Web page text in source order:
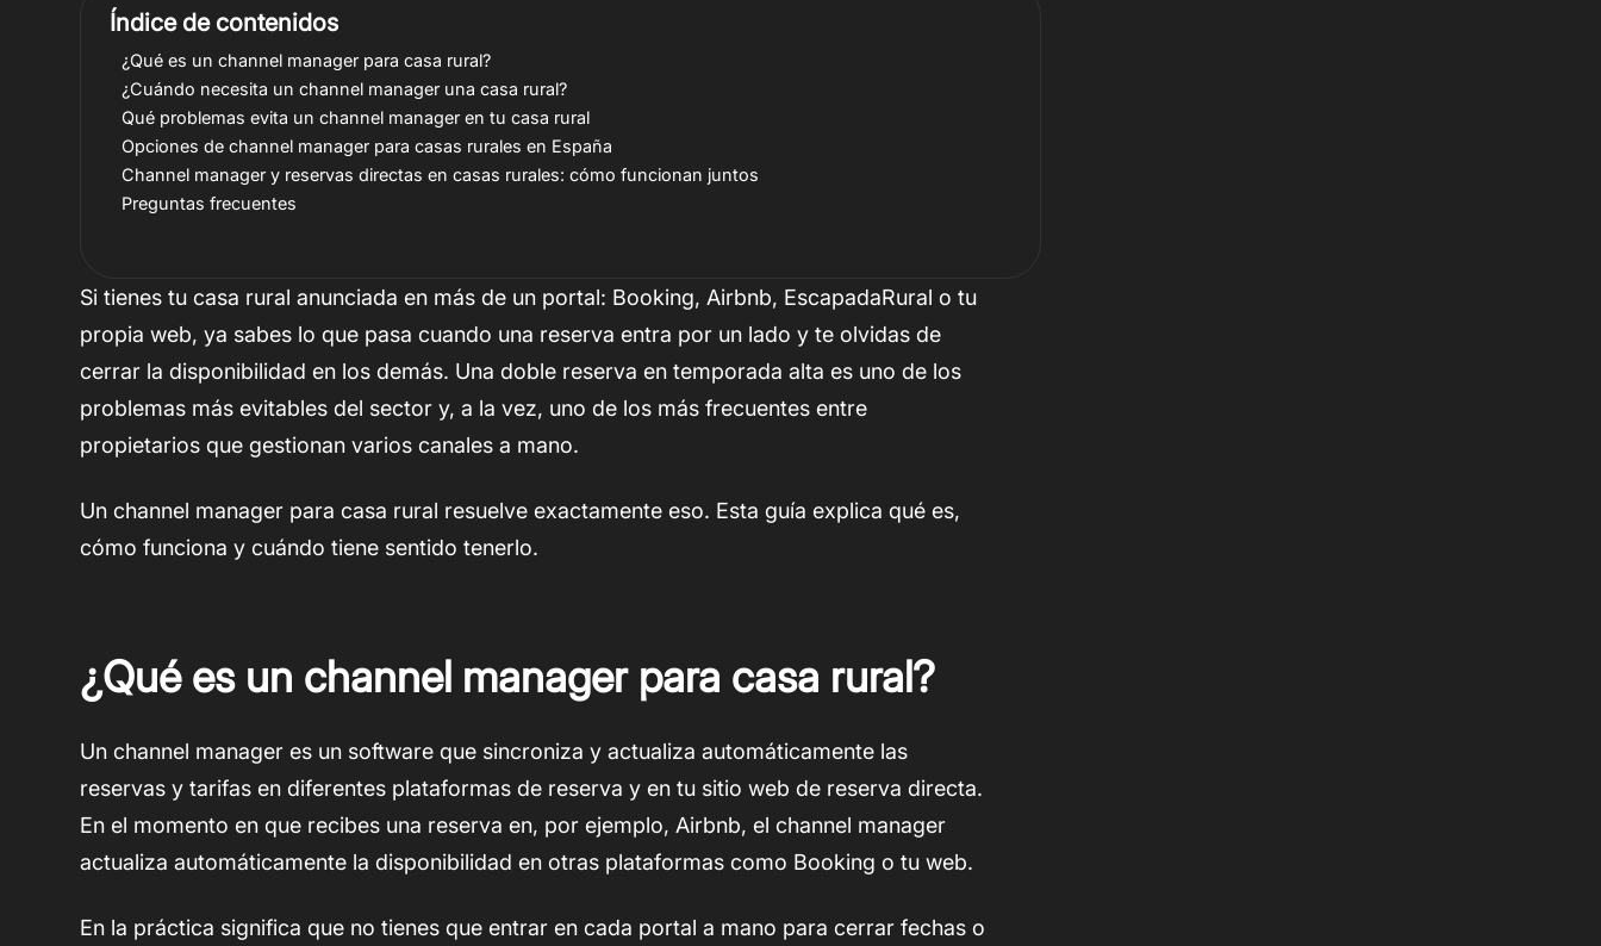
Índice de contenidos
¿Qué es un channel manager para casa rural?
¿Cuándo necesita un channel manager una casa rural?
Qué problemas evita un channel manager en tu casa rural
Opciones de channel manager para casas rurales en España
Channel manager y reservas directas en casas rurales: cómo funcionan juntos
Preguntas frecuentes
Si tienes tu casa rural anunciada en más de un portal: Booking, Airbnb, EscapadaRural o tu
propia web, ya sabes lo que pasa cuando una reserva entra por un lado y te olvidas de
cerrar la disponibilidad en los demás. Una doble reserva en temporada alta es uno de los
problemas más evitables del sector y, a la vez, uno de los más frecuentes entre
propietarios que gestionan varios canales a mano.
Un channel manager para casa rural resuelve exactamente eso. Esta guía explica qué es,
cómo funciona y cuándo tiene sentido tenerlo.
¿Qué es un channel manager para casa rural?
Un channel manager es un software que sincroniza y actualiza automáticamente las
reservas y tarifas en diferentes plataformas de reserva y en tu sitio web de reserva directa.
En el momento en que recibes una reserva en, por ejemplo, Airbnb, el channel manager
actualiza automáticamente la disponibilidad en otras plataformas como Booking o tu web.
En la práctica significa que no tienes que entrar en cada portal a mano para cerrar fechas o